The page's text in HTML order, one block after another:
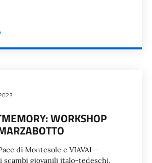
WORKSHOP
di Montesole e VIAVAI –
scambi giovanili italo-tedeschi,